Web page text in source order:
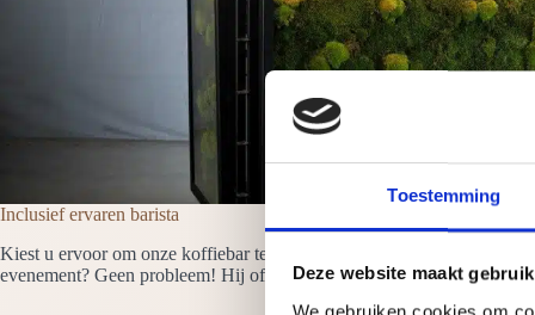
Toestemming
Deze website maakt
Inclusief ervaren barista
Kiest u ervoor om onze koffiebar te huren in Schiedam dan is er altijd
evenement? Geen probleem! Hij of zij ontvangt de gasten en neemt